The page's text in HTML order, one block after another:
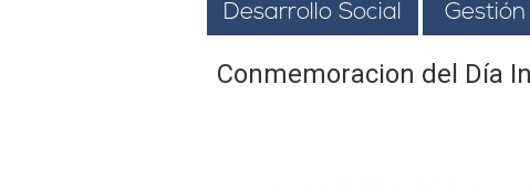
Desarrollo Social
Conmemoracion del Día